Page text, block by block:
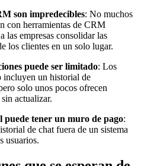
son impredecibles: No muchos
con herramientas de CRM
las empresas consolidar las
los clientes en un solo lugar.
puede ser limitado: Los
incluyen un historial de
solo unos pocos ofrecen
actualizar.
puede tener un muro de pago:
de chat fuera de un sistema
usuarios.